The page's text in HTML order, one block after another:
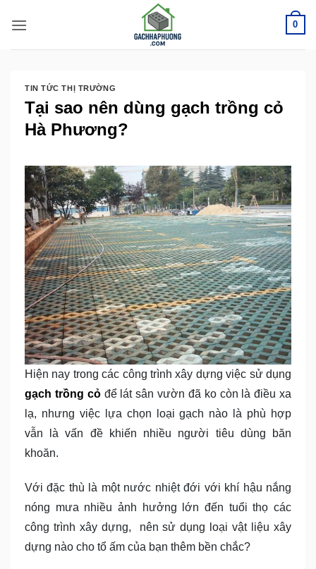
qua
nội
0
TIN TỨC THỊ TRƯỜNG
Tại sao nên dùng gạch trồng cỏ
Hà Phương?
Hiện nay trong các công trình xây dựng việc sử dụng
gạch trồng cỏđể lát sân vườn đã ko còn là điều xa
lạ, nhưng việc lựa chọn loại gạch nào là phù hợp
vẫn là vấn đề khiến nhiều người tiêu dùng băn
khoăn.
Với đặc thù là một nước nhiệt đới với khí hậu nắng
nóng mưa nhiều ảnh hưởng lớn đến tuổi thọ các
công trình xây dựng, nên sử dụng loại vật liệu xây
dựng nào cho tổ ấm của bạn thêm bền chắc?